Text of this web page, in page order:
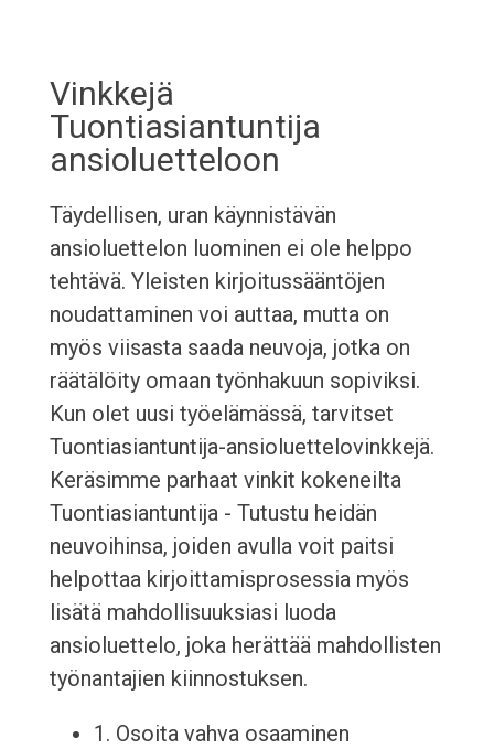
Vinkkejä
Tuontiasiantuntija
ansioluetteloon
Täydellisen, uran käynnistävän
ansioluettelon luominen ei ole helppo
tehtävä. Yleisten kirjoitussääntöjen
noudattaminen voi auttaa, mutta on
myös viisasta saada neuvoja, jotka on
räätälöity omaan työnhakuun sopiviksi.
Kun olet uusi työelämässä, tarvitset
Tuontiasiantuntija-ansioluettelovinkkejä.
Keräsimme parhaat vinkit kokeneilta
Tuontiasiantuntija - Tutustu heidän
neuvoihinsa, joiden avulla voit paitsi
helpottaa kirjoittamisprosessia myös
lisätä mahdollisuuksiasi luoda
ansioluettelo, joka herättää mahdollisten
työnantajien kiinnostuksen.
1. Osoita vahva osaaminen